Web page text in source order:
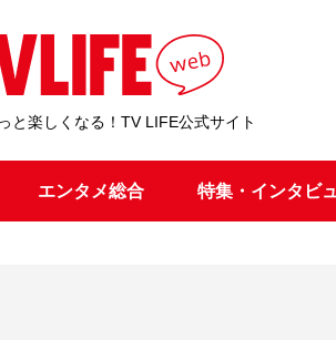
と楽しくなる！TV LIFE公式サイト
エンタメ総合 特集・インタビ